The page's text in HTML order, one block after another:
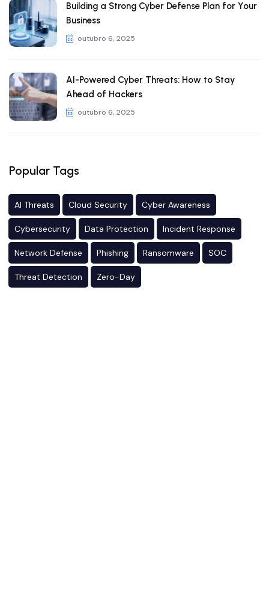
Building a Strong Cyber Defense Plan for Your
Business
outubro 6, 2025
AI-Powered Cyber Threats: How to Stay
Ahead of Hackers
outubro 6, 2025
Popular Tags
AI Threats Cloud Security Cyber Awareness
Cybersecurity Data Protection Incident Response
Network Defense Phishing Ransomware SOC
Threat Detection Zero-Day